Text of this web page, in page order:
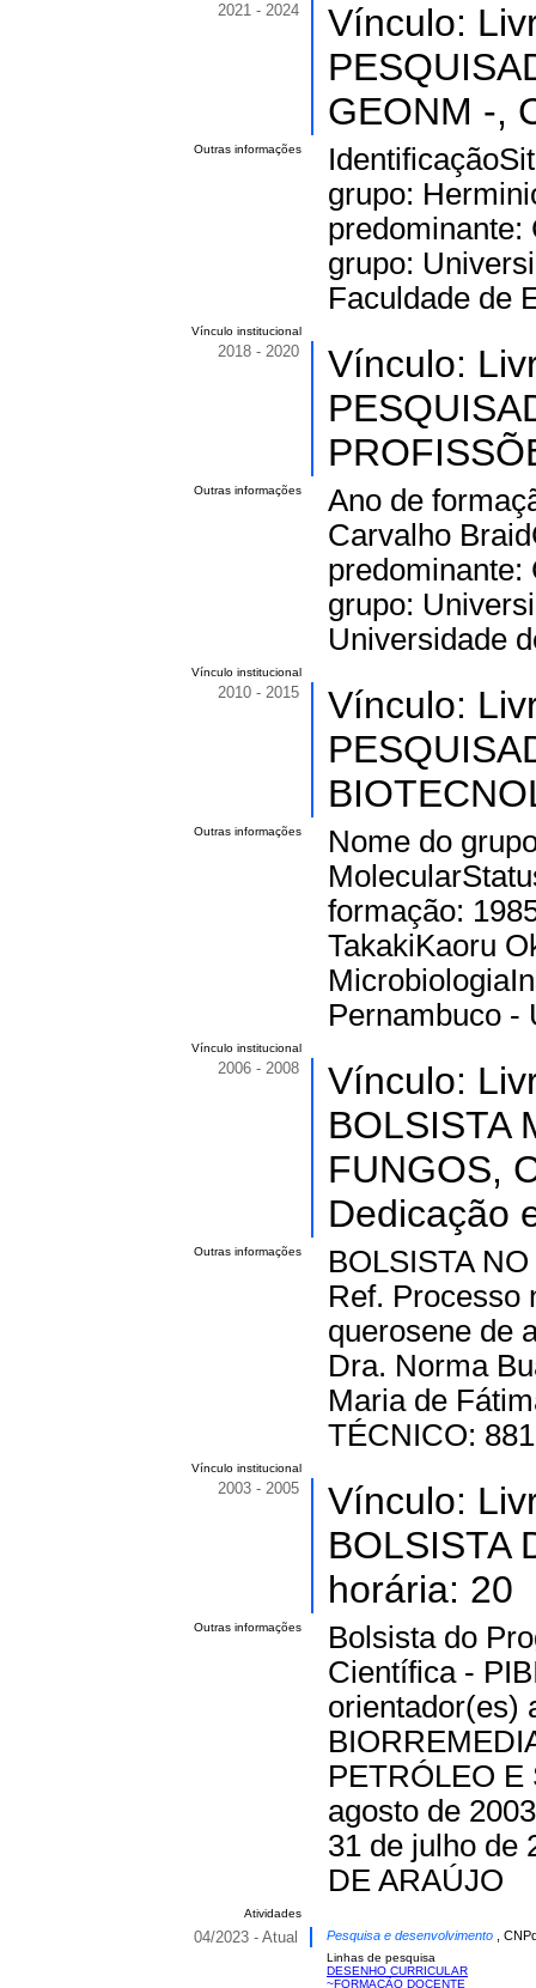
2021 - 2024
Vínculo:
GEONM -,
Outras informações
grupo:
predominante:
grupo:
Faculdade de
Vínculo institucional
2018 - 2020
Vínculo:
Outras informações
Ano de
Carvalho
predominante:
grupo:
Universidade
Vínculo institucional
2010 - 2015
Vínculo:
Outras informações
Nome do
formação:
TakakiKaoru
Pernambuco -
Vínculo institucional
2006 - 2008
Vínculo:
BOLSISTA
FUNGOS,
Dedicação
Outras informações
BOLSISTA
Ref. Processo
querosene de
Dra. Norma
Maria de
TÉCNICO:
Vínculo institucional
2003 - 2005
Vínculo:
BOLSISTA
horária: 20
Outras informações
Bolsista do
Científica -
orientador(es)
PETRÓLEO E
agosto de
31 de julho de
DE ARAÚJO
Atividades
04/2023 - Atual Pesquisa e desenvolvimento ,
Linhas de pesquisa
DESENHO CURRICULAR
~FORMAÇÃO DOCENTE